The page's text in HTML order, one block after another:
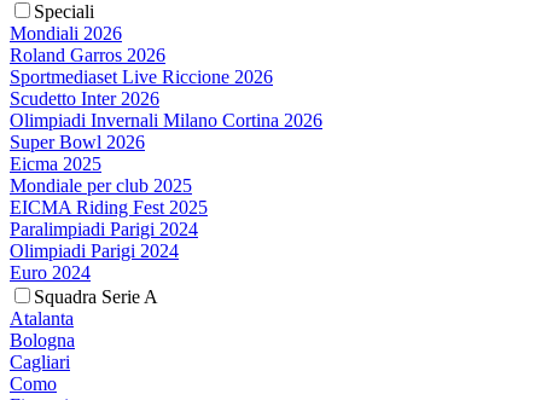
Speciali
Mondiali 2026
Roland Garros 2026
Sportmediaset Live Riccione 2026
Scudetto Inter 2026
Olimpiadi Invernali Milano Cortina 2026
Super Bowl 2026
Eicma 2025
Mondiale per club 2025
EICMA Riding Fest 2025
Paralimpiadi Parigi 2024
Olimpiadi Parigi 2024
Euro 2024
Squadra Serie A
Atalanta
Bologna
Cagliari
Como